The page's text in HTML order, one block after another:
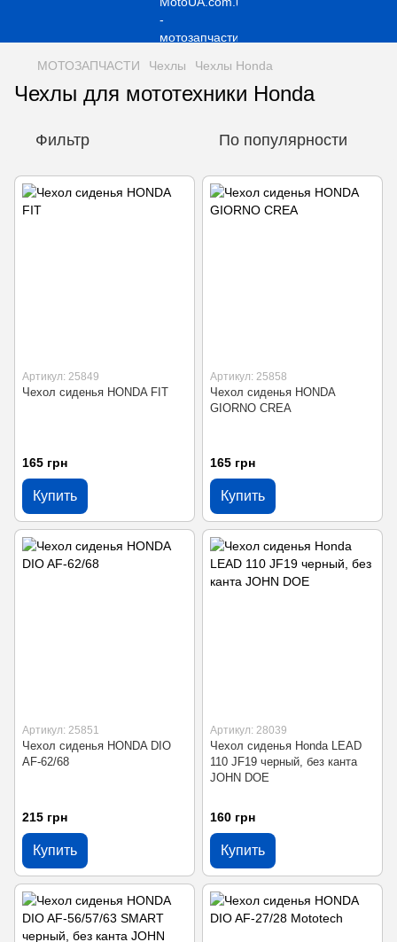
МОТОЗАПЧАСТИ Чехлы Чехлы Honda
Чехлы для мототехники Honda
Фильтр По популярности
Артикул: 25849
Чехол сиденья HONDA FIT
165 грн
Купить
Артикул: 25858
Чехол сиденья HONDA
GIORNO CREA
165 грн
Купить
Артикул: 25851
Чехол сиденья HONDA DIO
AF-62/68
215 грн
Купить
Артикул: 28039
Чехол сиденья Honda LEAD
110 JF19 черный, без канта
JOHN DOE
160 грн
Купить